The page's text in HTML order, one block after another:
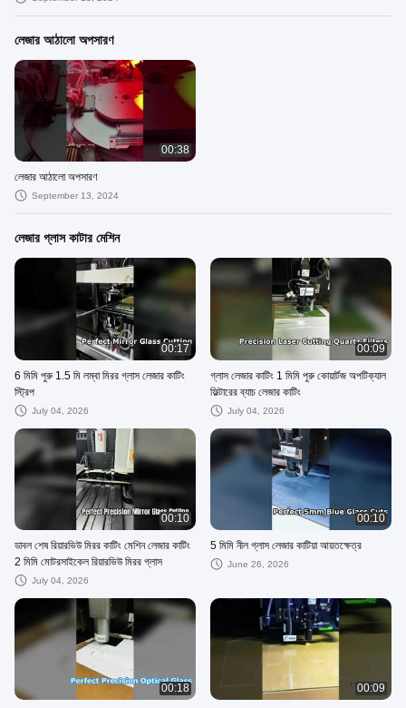
লেজার আঠালো অপসারণ
00:38
লেজার আঠালো অপসারণ
September 13, 2024
লেজার গ্লাস কাটার মেশিন
00:17
6 মিমি পুরু 1.5 মি লম্বা মিরর গ্লাস লেজার কাটিং
স্ট্রিপ
July 04, 2026
00:09
গ্লাস লেজার কাটিং 1 মিমি পুরু কোয়ার্টজ অপটিক্যাল
ফিল্টারের ব্যাচ লেজার কাটিং
July 04, 2026
00:10
ডাবল শেষ রিয়ারভিউ মিরর কাটিং মেশিন লেজার কাটিং
2 মিমি মোটরসাইকেল রিয়ারভিউ মিরর গ্লাস
July 04, 2026
00:10
5 মিমি নীল গ্লাস লেজার কাটিয়া আয়তক্ষেত্র
June 26, 2026
00:18 00:09